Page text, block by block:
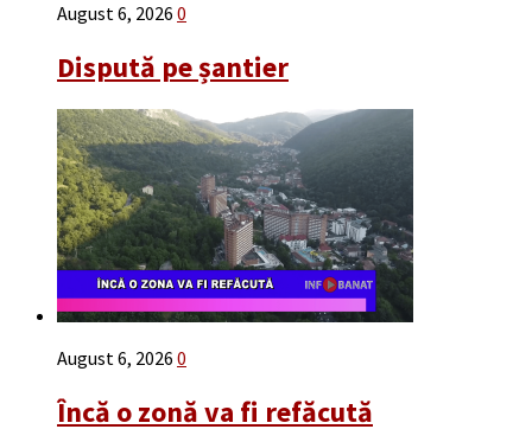
August 6, 2026 0
Dispută pe șantier
August 6, 2026 0
Încă o zonă va fi refăcută